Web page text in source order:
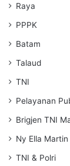
Raya
PPPK
Batam
Talaud
TNI
Pelayanan
Brigjen TNI
Ny Ella Martin
TNI & Polri